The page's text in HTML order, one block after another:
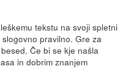
tekstu na svoji spletni
pravilno. Gre za
Če bi se kje našla
in dobrim znanjem